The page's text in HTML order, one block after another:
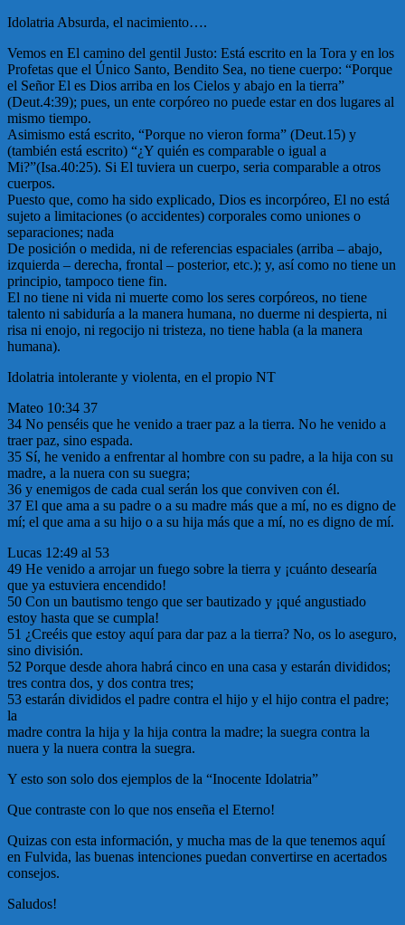
Idolatria Absurda, el nacimiento….
Vemos en El camino del gentil Justo: Está escrito en la Tora y en los
Profetas que el Único Santo, Bendito Sea, no tiene cuerpo: “Porque
el Señor El es Dios arriba en los Cielos y abajo en la tierra”
(Deut.4:39); pues, un ente corpóreo no puede estar en dos lugares al
mismo tiempo.
Asimismo está escrito, “Porque no vieron forma” (Deut.15) y
(también está escrito) “¿Y quién es comparable o igual a
Mi?”(Isa.40:25). Si El tuviera un cuerpo, seria comparable a otros
cuerpos.
Puesto que, como ha sido explicado, Dios es incorpóreo, El no está
sujeto a limitaciones (o accidentes) corporales como uniones o
separaciones; nada
De posición o medida, ni de referencias espaciales (arriba – abajo,
izquierda – derecha, frontal – posterior, etc.); y, así como no tiene un
principio, tampoco tiene fin.
El no tiene ni vida ni muerte como los seres corpóreos, no tiene
talento ni sabiduría a la manera humana, no duerme ni despierta, ni
risa ni enojo, ni regocijo ni tristeza, no tiene habla (a la manera
humana).
Idolatria intolerante y violenta, en el propio NT
Mateo 10:34 37
34 No penséis que he venido a traer paz a la tierra. No he venido a
traer paz, sino espada.
35 Sí, he venido a enfrentar al hombre con su padre, a la hija con su
madre, a la nuera con su suegra;
36 y enemigos de cada cual serán los que conviven con él.
37 El que ama a su padre o a su madre más que a mí, no es digno de
mí; el que ama a su hijo o a su hija más que a mí, no es digno de mí.
Lucas 12:49 al 53
49 He venido a arrojar un fuego sobre la tierra y ¡cuánto desearía
que ya estuviera encendido!
50 Con un bautismo tengo que ser bautizado y ¡qué angustiado
estoy hasta que se cumpla!
51 ¿Creéis que estoy aquí para dar paz a la tierra? No, os lo aseguro,
sino división.
52 Porque desde ahora habrá cinco en una casa y estarán divididos;
tres contra dos, y dos contra tres;
53 estarán divididos el padre contra el hijo y el hijo contra el padre;
la
madre contra la hija y la hija contra la madre; la suegra contra la
nuera y la nuera contra la suegra.
Y esto son solo dos ejemplos de la “Inocente Idolatria”
Que contraste con lo que nos enseña el Eterno!
Quizas con esta información, y mucha mas de la que tenemos aquí
en Fulvida, las buenas intenciones puedan convertirse en acertados
consejos.
Saludos!